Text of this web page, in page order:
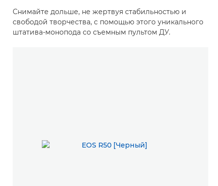
Снимайте дольше, не жертвуя стабильностью и
свободой творчества, с помощью этого уникального
штатива-монопода со съемным пультом ДУ.